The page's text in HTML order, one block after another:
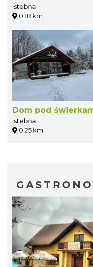
Istebna
0.18 km
Dom pod
Istebna
0.25 km